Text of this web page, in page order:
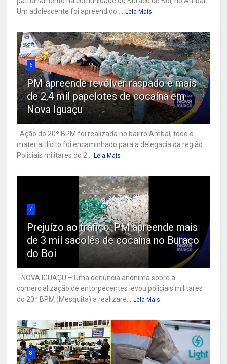
Um adolescente foi apreendido ...
Leia Mais
6
PM apreende revólver raspado e mais
de 2,4 mil papelotes de cocaína em
Nova Iguaçu
Ação do 20º BPM foi realizada no bairro Ambaí; todo o
material ilícito foi encaminhado para a delegacia da região
Policiais militares do 2...
Leia Mais
7
Prejuízo ao tráfico: PM apreende mais
de 3 mil sacolés de cocaína no Buraco
do Boi
NOVA IGUAÇU – Uma denúncia anônima sobre a
comercialização de entorpecentes levou policiais militares
do 20º BPM (Mesquita) a realizare...
Leia Mais
8